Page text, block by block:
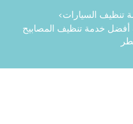
تنظيف السيارات>
خدمة تنظيف المصابيح